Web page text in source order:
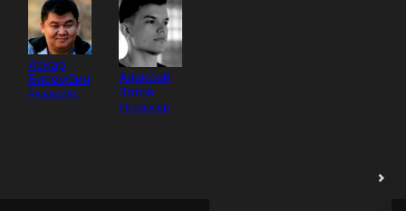
Аскар
Бисембин
Режиссёр
Алексей
Зотов
Режиссёр